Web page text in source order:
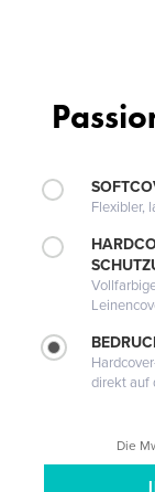
Flexibler,
direkt auf
Die